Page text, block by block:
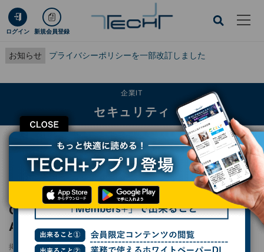
ログイン 新規会員登録
お知らせ プライバシーポリシーを一部改訂しました
CLOSE
企業IT
セキュリティ
TECH+ 企業IT
セキュリティ
CTOが語る、クラウドストライクが提供するAIセキュリティの強みとは
CTOが語る、クラウドストライクが提供する
AIセキュリティの強みとは
掲載日 2025/01/16 08:05